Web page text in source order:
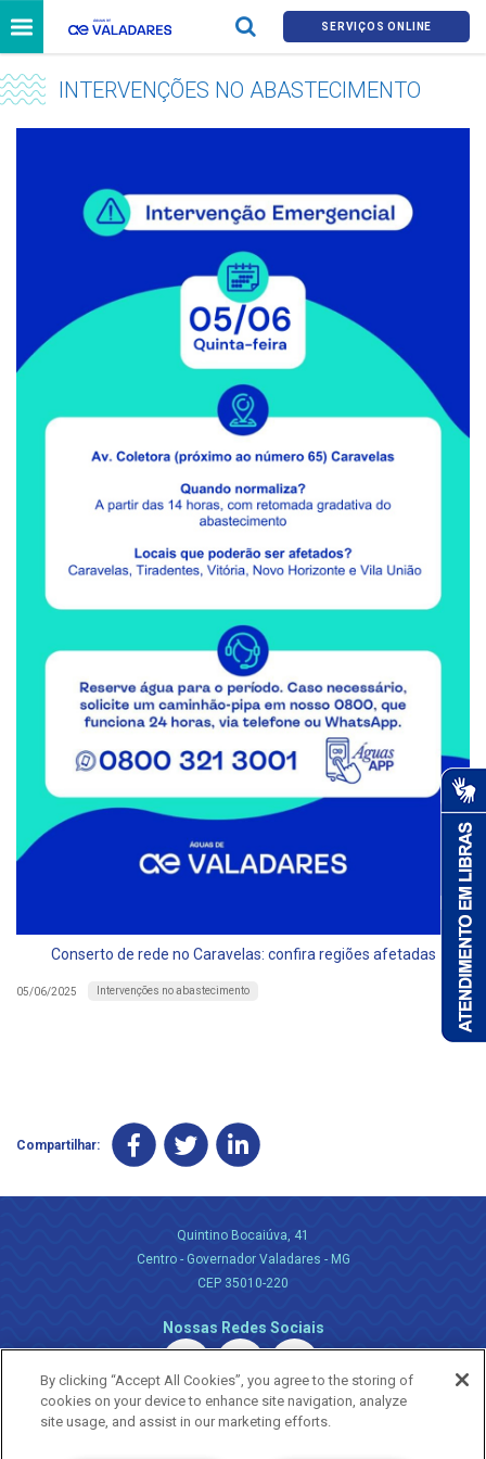
SERVIÇOS ONLINE
INTERVENÇÕES NO ABASTECIMENTO
Conserto de rede no Caravelas: confira regiões afetadas
05/06/2025 Intervenções no abastecimento
Compartilhar:
Quintino Bocaiúva, 41
Centro - Governador Valadares - MG
CEP 35010-220
Nossas Redes Sociais
By clicking “Accept All Cookies”, you agree to the storing of
cookies on your device to enhance site navigation, analyze
site usage, and assist in our marketing efforts.